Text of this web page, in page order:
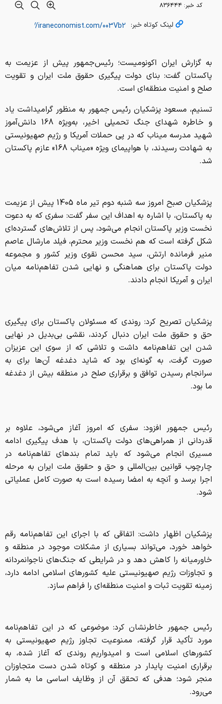
کد خبر: ۸۳۶۴۴۴
لینک کوتاه خبر:
به گزارش ایران اکونومیست؛ رئیس‌جمهور پیش از عزیمت به
پاکستان گفت: بنای دولت پیگیری حقوق ملت ایران و تقویت
صلح و امنیت منطقه‌ای است.
تسنیم، مسعود پزشکیان رئیس جمهور به منظور گرامیداشت یاد
و خاطره شهدای جنگ تحمیلی اخیر، به‌ویژه 168 دانش‌آموز
شهید مدرسه میناب که در پی حملات آمریکا و رژیم صهیونیستی
به شهادت رسیدند، با هواپیمای ویژه «میناب 168» عازم پاکستان
شد.
پزشکیان صبح امروز سه شنبه دوم تیر ماه 1405 پیش از عزیمت
به پاکستان، با اشاره به اهداف این سفر گفت: سفری که به دعوت
نخست وزیر پاکستان انجام می‌شود، پس از تلاش‌های گسترده‌ای
شکل گرفته است که هم نخست وزیر محترم، فیلد مارشال عاصم
منیر فرمانده ارتش، سید محسن نقوی وزیر کشور و مجموعه
دولت پاکستان برای هماهنگی و نهایی شدن تفاهم‌نامه میان
ایران و آمریکا انجام دادند.
پزشکیان تصریح کرد: روندی که مسئولان پاکستان برای پیگیری
حق و حقوق ملت ایران دنبال کردند، نقشی بی‌بدیل در نهایی
شدن این تفاهم‌نامه داشت و تلاشی که از سوی این عزیزان
صورت گرفت، به گونه‌ای بود که شاید دغدغه آن‌ها برای به
سرانجام رسیدن توافق و برقراری صلح در منطقه بیش از دغدغه
ما بود.
رئیس جمهور افزود: سفری که امروز آغاز می‌شود، علاوه بر
قدردانی از همراهی‌های دولت پاکستان، با هدف پیگیری ادامه
مسیری انجام می‌شود که باید تمام بندهای تفاهم‌نامه در
چارچوب قوانین بین‌المللی و حق و حقوق ملت ایران به مرحله
اجرا برسد و آنچه به امضا رسیده است به صورت کامل عملیاتی
شود.
پزشکیان اظهار داشت: اتفاقی که با اجرای این تفاهم‌نامه رقم
خواهد خورد، می‌تواند بسیاری از مشکلات موجود در منطقه و
خاورمیانه را کاهش دهد و در شرایطی که جنگ‌های ناجوانمردانه
و تجاوزات رژیم صهیونیستی علیه کشورهای اسلامی ادامه دارد،
زمینه تقویت ثبات و امنیت منطقه‌ای را فراهم سازد.
رئیس جمهور خاطرنشان کرد: موضوعی که در این تفاهم‌نامه
مورد تأکید قرار گرفته، ممنوعیت تجاوز رژیم صهیونیستی به
کشورهای اسلامی است و امیدواریم روندی که آغاز شده، به
برقراری امنیت پایدار در منطقه و کوتاه شدن دست متجاوزان
منجر شود؛ هدفی که تحقق آن از وظایف اساسی ما به شمار
می‌رود.